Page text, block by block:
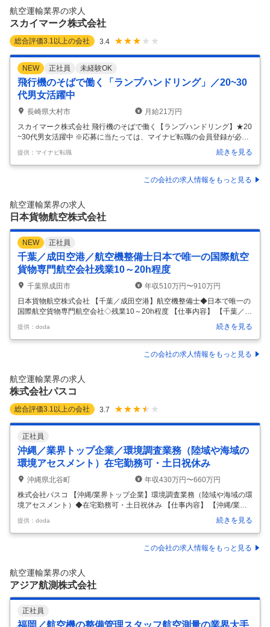
だける方を募集致します。 ■業務内容： 経理担当として下記の業務をお
任せ致します。 主に部長代理のサポート業務が中心となり
航空運輸業界の求人
スカイマーク株式会社
総合評価3.1 以上の会社 3.4
NEW 正社員 未経験OK
飛行機のそばで働く「ランプハンドリング」／20~30
代男女活躍中
長崎県大村市
月給21万円
スカイマーク株式会社 飛行機のそばで働く【ランプハンドリング】★20
~30代男女活躍中 ※応募に当たっては、マイナビ転職の会員登録が必須
となっております。 詳細な応募方法は下記【応募方法】をご確認くださ
いませ。 【仕事内容】 【地上から安全なフライトを支える仕事です！】
航空機の誘導・けん引、手荷物の運搬など幅広い業務に携わることがで
きます！スカイマークのランプハンドリング職は、地上から安全なフラ
シャリングやプッシュバック ★PBB（動く連絡橋）の操作 ★手荷物の航
空機への運搬・搭載 航空機のそばで、チームで連携し安全・定時運航
提供：マイナビ転職 続きを見る
この会社の求人情報をもっと見る
航空運輸業界の求人
日本貨物航空株式会社
NEW 正社員
千葉／成田空港／航空機整備士日本で唯一の国際航空
貨物専門航空会社残業10～20h程度
千葉県成田市
年収510万円〜910万円
日本貨物航空株式会社 【千葉／成田空港】航空機整備士◆日本で唯一の
国際航空貨物専門航空会社◇残業10～20h程度 【仕事内容】 【千葉／成
田空港】航空機整備士◆日本で唯一の国際航空貨物専門航空会社◇残業
10～20h程度 【具体的な仕事内容】 【日本で唯一の貨物専門航空会社／
平均残業10～20h程度／研修体制充実／住宅手当・家族手当・退職金制
度有】 ■業務内容： 日本で唯一の貨物専門航空会社である当社にて、航
業務 ■組織構成： 航空機整備士・整備管理スタッフは約220名が在籍し
ております。 ■働き方について： 同社では中途採
提供：doda 続きを見る
この会社の求人情報をもっと見る
航空運輸業界の求人
株式会社パスコ
総合評価3.1 以上の会社 3.7
正社員
沖縄／業界トップ企業／環境調査業務（陸域や海域の
環境アセスメント）在宅勤務可・土日祝休み
沖縄県北谷町
年収430万円〜660万円
株式会社パスコ 【沖縄/業界トップ企業】環境調査業務（陸域や海域の環
境アセスメント）◆在宅勤務可・土日祝休み 【仕事内容】 【沖縄/業界
トップ企業】環境調査業務（陸域や海域の環境アセスメント）◆在宅勤
務可・土日祝休み 【具体的な仕事内容】 ～U/Iターン歓迎◎セコムGの安
定性／土日祝休み／国や行政取引が8割／国家PJに参画可能◎世界トッ
プクラスの空間活用技術～ ■職務概要【変更の範囲：会社の定める業
企画業務をお任せいたします。 ※主な客先は官公庁や大手デベロッパー
《具体的な業務内容》 ・陸域、海域の環境アセスメント ・海洋計測
提供：doda 続きを見る
この会社の求人情報をもっと見る
航空運輸業界の求人
アジア航測株式会社
正社員
福岡／航空機の整備管理スタッフ航空測量の業界大手